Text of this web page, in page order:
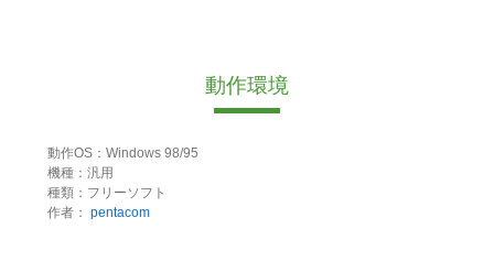
動作環境
動作OS：Windows 98/95
機種：汎用
種類：フリーソフト
作者： pentacom